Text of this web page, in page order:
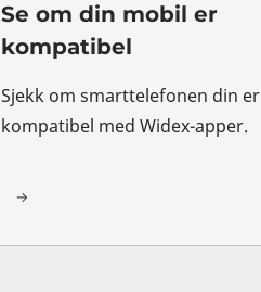
Se om din mobil er
kompatibel
Sjekk om smarttelefonen din er
kompatibel med Widex-apper.